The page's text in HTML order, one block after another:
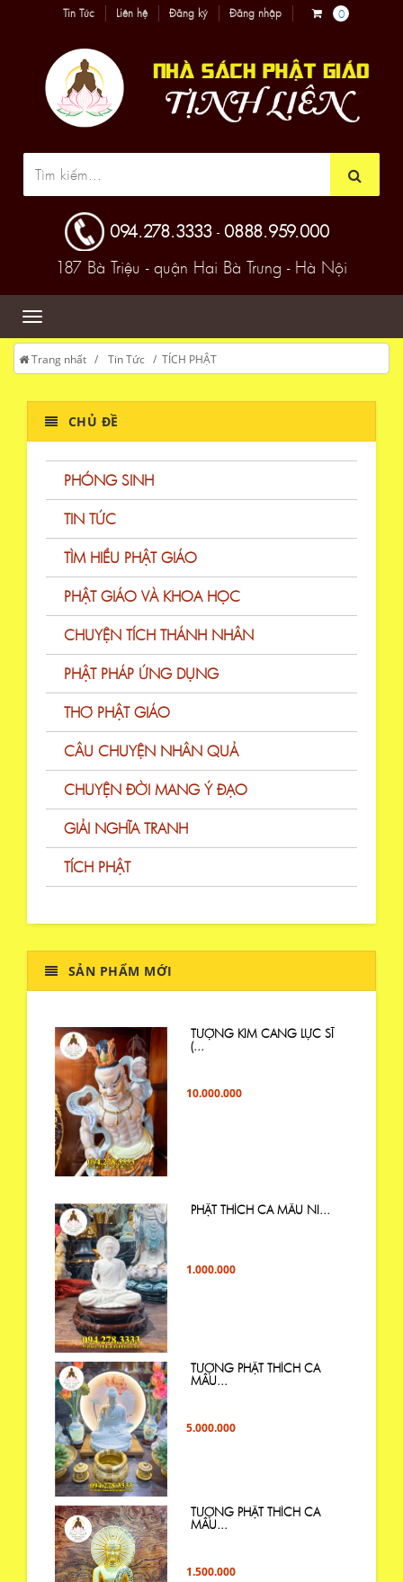
Tin Tức Liên hệ Đăng ký Đăng nhập 0
094.278.3333 - 0888.959.000
187 Bà Triệu - quận Hai Bà Trưng - Hà Nội
Trang nhất Tin Tức TÍCH PHẬT
CHỦ ĐỀ
PHÓNG SINH
TIN TỨC
TÌM HIỂU PHẬT GIÁO
PHẬT GIÁO VÀ KHOA HỌC
CHUYỆN TÍCH THÁNH NHÂN
PHẬT PHÁP ỨNG DỤNG
THƠ PHẬT GIÁO
CÂU CHUYỆN NHÂN QUẢ
CHUYỆN ĐỜI MANG Ý ĐẠO
GIẢI NGHĨA TRANH
TÍCH PHẬT
SẢN PHẨM MỚI
TƯỢNG KIM CANG LỰC SĨ
(...
10.000.000
PHẬT THÍCH CA MÂU NI...
1.000.000
TƯỢNG PHẬT THÍCH CA
MÂU...
5.000.000
TƯỢNG PHẬT THÍCH CA
MÂU...
1.500.000